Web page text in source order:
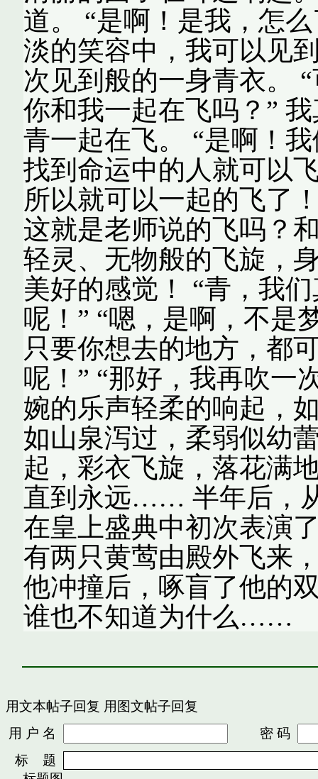
道。 “是啊！是我，怎
淡的笑容中，我可以见
次见到般的一身青衣。
你和我一起在飞吗？”
青一起在飞。 “是啊！
找到命运中的人就可以
所以就可以一起的飞了
这就是老师说的飞吗？
轻灵、无物般的飞旋，
美好的感觉！ “青，我
呢！” “嗯，是啊，不是
只要你想去的地方，都
呢！” “那好，我再吹一
婉的乐声轻柔的响起，
如山泉泻过，柔弱似幼
起，彩衣飞旋，落花满
直到永远…… 半年后，
在皇上盛典中初次表演
有两只黄莺由殿外飞来
他冲撞后，啄盲了他的
谁也不知道为什么……
用文本帖子回复 用图文帖子回复
用 户 名
密 码
标 题